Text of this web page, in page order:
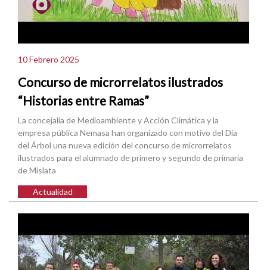
10 Febrero 2025
Concurso de microrrelatos ilustrados
“Historias entre Ramas”
La concejalía de Medioambiente y Acción Climática y la
empresa pública Nemasa han organizado con motivo del Día
del Árbol una nueva edición del concurso de microrrelatos
ilustrados para el alumnado de primero y segundo de primaria
de Mislata
Actualidad